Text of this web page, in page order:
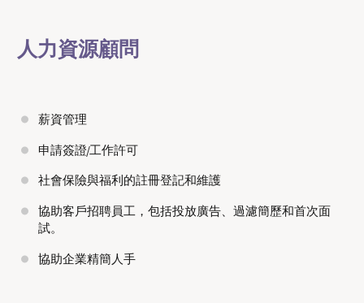
人力資源顧問
薪資管理
申請簽證/工作許可
社會保險與福利的註冊登記和維護
協助客戶招聘員工，包括投放廣告、過濾簡歷和首次面
試。
協助企業精簡人手